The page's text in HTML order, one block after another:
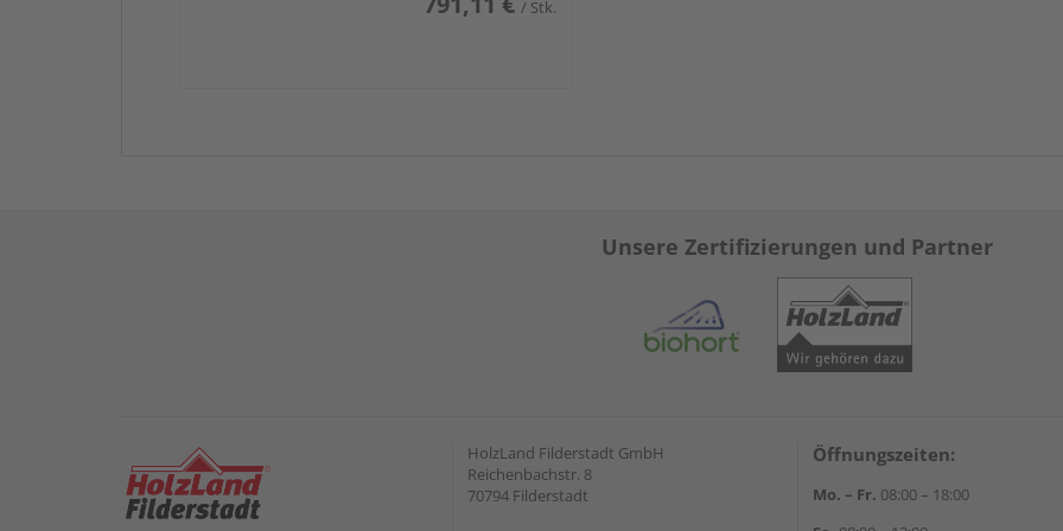
/ Stk.
Unsere Zertifizierungen und Partner
HolzLand Filderstadt GmbH
Reichenbachstr. 8
70794 Filderstadt
Öffnungszeiten:
Mo. – Fr. 08:00 – 18:00